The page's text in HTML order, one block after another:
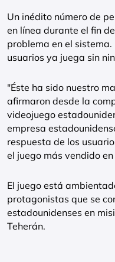
Un inédito número de
en línea durante el fin
problema en el
usuarios ya juega sin
"Éste ha sido nuestro
afirmaron desde la
videojuego
empresa
respuesta de los
el juego más vendido
El juego está
protagonistas que se
estadounidenses en
Teherán.